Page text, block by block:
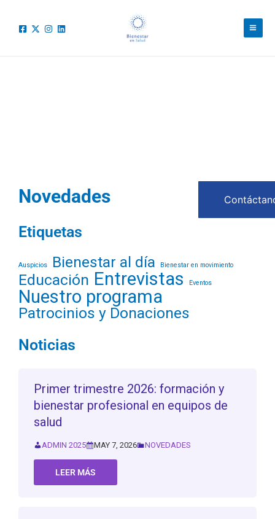
contenido
Novedades
Etiquetas
Auspicios Bienestar al día Bienestar en movimiento
Educación Entrevistas Eventos
Nuestro programa
Patrocinios y Donaciones
Noticias
Primer trimestre 2026: formación y
bienestar profesional en equipos de
salud
ADMIN 2025 MAY 7, 2026 NOVEDADES
LEER MÁS